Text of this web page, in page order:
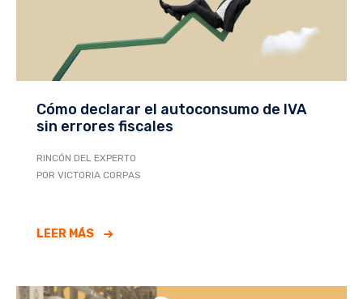
Cómo declarar el autoconsumo de IVA
sin errores fiscales
RINCÓN DEL EXPERTO
POR VICTORIA CORPAS
LEER MÁS